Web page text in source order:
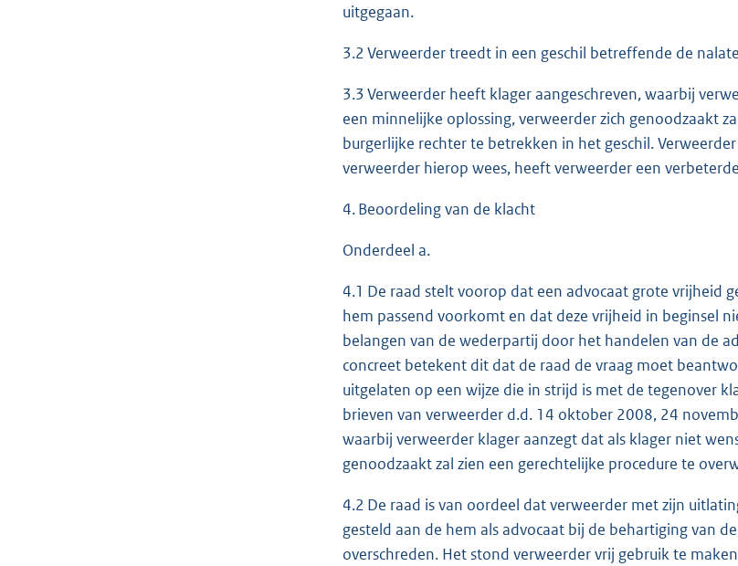
uitgegaan.
3.2 Verweerder treedt in een geschil betreffende de
3.3 Verweerder heeft klager aangeschreven, waarbij
een minnelijke oplossing, verweerder zich genoodzaakt
burgerlijke rechter te betrekken in het geschil.
verweerder hierop wees, heeft verweerder een
4. Beoordeling van de klacht
Onderdeel a.
4.1 De raad stelt voorop dat een advocaat grote vrijheid
hem passend voorkomt en dat deze vrijheid in beginsel
belangen van de wederpartij door het handelen van de
concreet betekent dit dat de raad de vraag moet
uitgelaten op een wijze die in strijd is met de tegenover
brieven van verweerder d.d. 14 oktober 2008, 24
waarbij verweerder klager aanzegt dat als klager niet
genoodzaakt zal zien een gerechtelijke procedure te
4.2 De raad is van oordeel dat verweerder met zijn
gesteld aan de hem als advocaat bij de behartiging van
overschreden. Het stond verweerder vrij gebruik te